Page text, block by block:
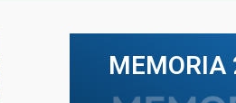
MEMORIA